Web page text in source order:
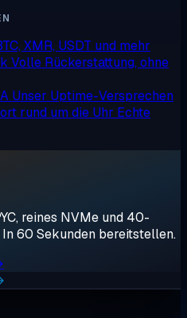
XMR, USDT und mehr
Volle Rückerstattung, ohne
Unser Uptime-Versprechen
rund um die Uhr Echte
reines NVMe und 40-
60 Sekunden bereitstellen.